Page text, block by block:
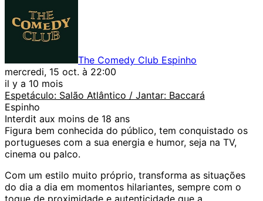
The Comedy Club Espinho
mercredi, 15 oct. à 22:00
il y a 10 mois
Espetáculo: Salão Atlântico / Jantar: Baccará
Espinho
Interdit aux moins de 18 ans
Figura bem conhecida do público, tem conquistado os
portugueses com a sua energia e humor, seja na TV,
cinema ou palco.
Com um estilo muito próprio, transforma as situações
do dia a dia em momentos hilariantes, sempre com o
toque de proximidade e autenticidade que a